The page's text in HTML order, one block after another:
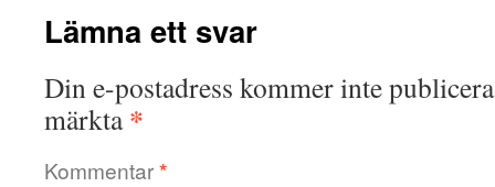
Lämna ett svar
Din e-postadress kommer inte
märkta*
Kommentar*